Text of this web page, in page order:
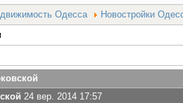
Одесса
Новостройки
24 вер. 2014 17:57